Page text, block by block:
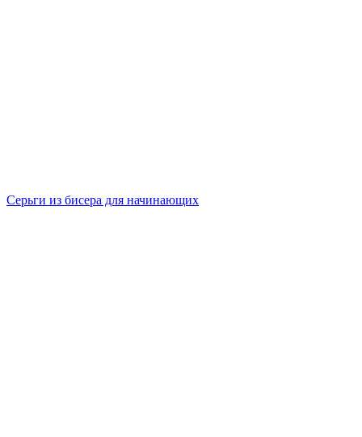
Серьги из бисера для начинающих